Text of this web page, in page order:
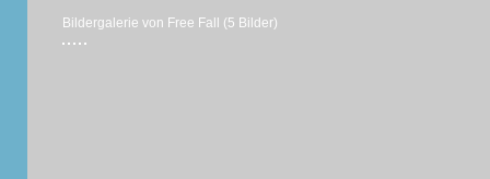
Bildergalerie von Free Fall (5 Bilder)